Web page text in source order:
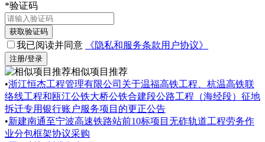
*验证码
获取验证码
我已阅读并同意 《隐私和服务条款用户协议》
注册/登录
相似项目推荐
•浙江恒杰工程管理有限公司关于温福高铁工程、杭温高铁联
络线工程和瓯江公铁大桥公铁合建段公路工程（海经段）征地
拆迁专用银行账户服务项目的更正公告
•新建南通至宁波高速铁路站前10标项目无砟轨道工程劳务作
业分包框架协议采购